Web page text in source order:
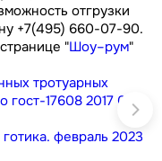
отгрузки
+7(495) 660-07-90.
"Шоу–рум"
тротуарных
гост-17608 2017 0.3
февраль 2023